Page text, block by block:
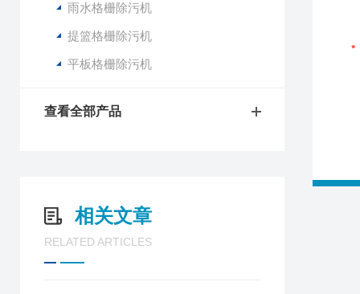
雨水格栅除污机
提篮格栅除污机
平板格栅除污机
查看全部产品
相关文章
RELATED ARTICLES